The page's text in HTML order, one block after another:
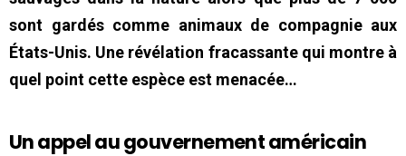
sont gardés comme animaux de compagnie aux
États-Unis. Une révélation fracassante qui montre à
quel point cette espèce est menacée…
Un appel au gouvernement américain